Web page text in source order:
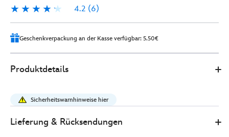
4.2 (6)
4.2
6
Geschenkverpackung an der Kasse verfügbar: 5.50€
Store
31.00
kuschelpuppe-
Produktdetails
Sicherheitswarnhinweise hier
Lieferung & Rücksendungen